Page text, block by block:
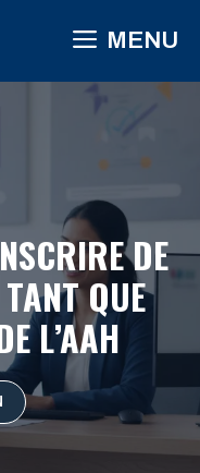
MENU
DE
QUE
L’AAH